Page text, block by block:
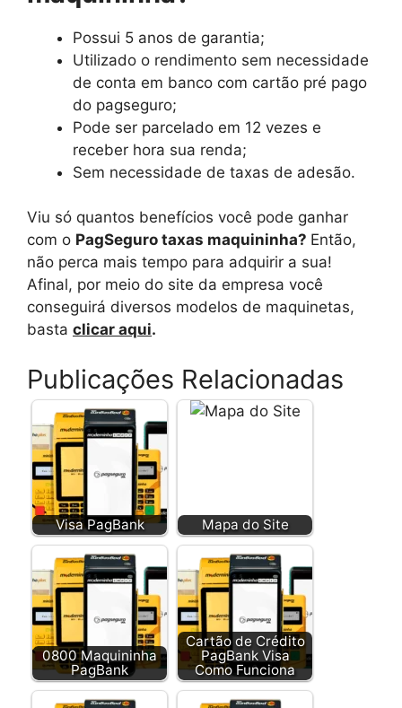
Possui 5 anos de garantia;
Utilizado o rendimento sem necessidade
de conta em banco com cartão pré pago
do pagseguro;
Pode ser parcelado em 12 vezes e
receber hora sua renda;
Sem necessidade de taxas de adesão.
Viu só quantos benefícios você pode ganhar
com o PagSeguro taxas maquininha? Então,
não perca mais tempo para adquirir a sua!
Afinal, por meio do site da empresa você
conseguirá diversos modelos de maquinetas,
basta clicar aqui.
Publicações Relacionadas
Visa PagBank Mapa do Site
0800 Maquininha
PagBank
Cartão de Crédito
PagBank Visa
Como Funciona